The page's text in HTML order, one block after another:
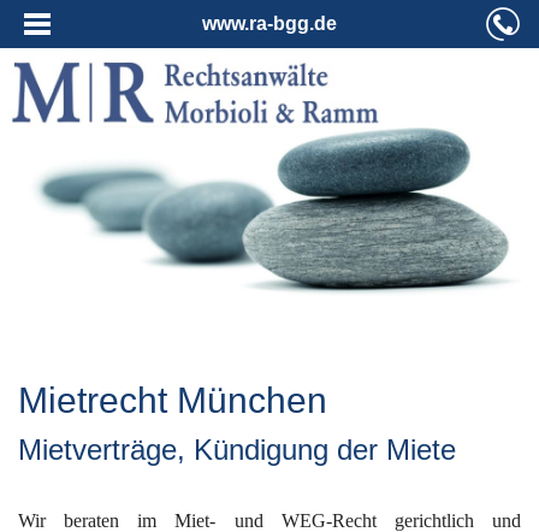
www.ra-bgg.de
Mietrecht München
Mietverträge, Kündigung der Miete
Wir beraten im Miet- und WEG-Recht gerichtlich und